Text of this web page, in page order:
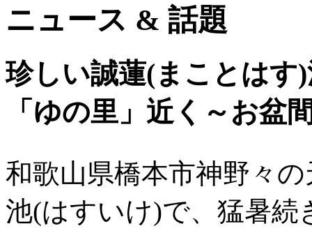
ニュース & 話題
珍しい誠蓮(まことは
「ゆの里」近く～お盆
和歌山県橋本市神野々
池(はすいけ)で、猛暑続